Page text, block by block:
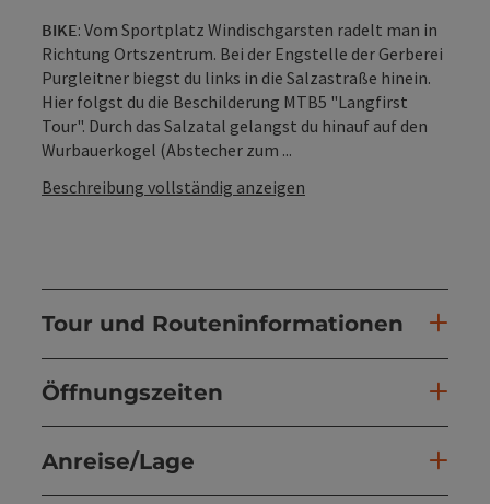
BIKE: Vom Sportplatz Windischgarsten radelt man in
Richtung Ortszentrum. Bei der Engstelle der Gerberei
Purgleitner biegst du links in die Salzastraße hinein.
Hier folgst du die Beschilderung MTB5 "Langfirst
Tour". Durch das Salzatal gelangst du hinauf auf den
Wurbauerkogel (Abstecher zum ...
Beschreibung vollständig anzeigen
Tour und Routeninformationen
Öffnungszeiten
Anreise/Lage